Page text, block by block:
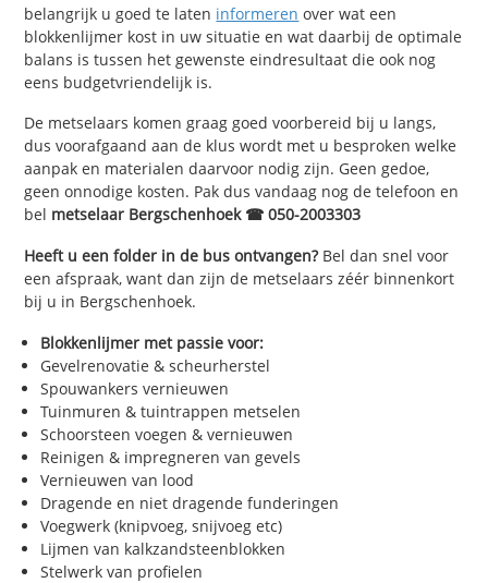
belangrijk u goed te laten informeren over wat een
blokkenlijmer kost in uw situatie en wat daarbij de optimale
balans is tussen het gewenste eindresultaat die ook nog
eens budgetvriendelijk is.
De metselaars komen graag goed voorbereid bij u langs,
dus voorafgaand aan de klus wordt met u besproken welke
aanpak en materialen daarvoor nodig zijn. Geen gedoe,
geen onnodige kosten. Pak dus vandaag nog de telefoon en
bel metselaar Bergschenhoek ☎ 050-2003303
Heeft u een folder in de bus ontvangen?Bel dan snel voor
een afspraak, want dan zijn de metselaars zéér binnenkort
bij u in Bergschenhoek.
Blokkenlijmer met passie voor:
Gevelrenovatie & scheurherstel
Spouwankers vernieuwen
Tuinmuren & tuintrappen metselen
Schoorsteen voegen & vernieuwen
Reinigen & impregneren van gevels
Vernieuwen van lood
Dragende en niet dragende funderingen
Voegwerk (knipvoeg, snijvoeg etc)
Lijmen van kalkzandsteenblokken
Stelwerk van profielen